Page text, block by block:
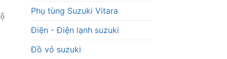
Phụ tùng Suzuki Vitara
Điện - Điện lạnh suzuki
Đồ vỏ suzuki